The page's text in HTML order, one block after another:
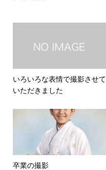
いろいろな表情で撮影させて
いただきました
卒業の撮影